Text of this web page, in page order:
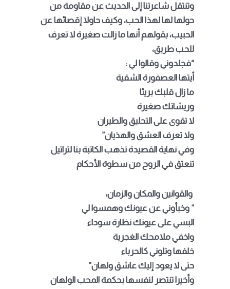
وتنتقل شاعرتنا إلى الحديث عن مقاومة من
حولها لها لهذا الحب، وكيف حاولا إقصائها عن
الحبيب، بقولهم أنها ما زالت صغيرة لا تعرف
للحب طريق،
“فجلدوني وقالوا لي :
أيتها العصفورة الشقية
ما زال قلبك بريئا
وريشاتك صغيرة
لا تقوى على التحليق والطيران
ولا تعرف العشق والهذيان”
وفي نهاية القصيدة تذهب الكاتبة بنا لتراتيل
تنعتق في الروح من سطوة الأحكام
والقوانين والمكان والزمان،
” وخبأوني عن عيونك وهمسوا لي
البسي على عيونك نظارة سوداء
واخفي ملامحك الغجرية
خلفها وتلوني كالحرباء
حتى لا يعود إليك عاشق ولهان”
وأخيرا تنتصر لنفسها بحكمة المحب الولهان